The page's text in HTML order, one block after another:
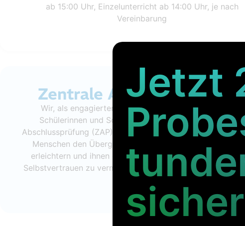
ab 15:00 Uhr, Einzelunterricht ab 14:00 Uhr, je nach
Vereinbarung
Zentrale
Wir, als engagierter Verein, setzen uns aktiv dafür ein,
Schülerinnen und Schüler bestmöglich auf die Zentrale
Abschlussprüfung (ZAP) vorzubereiten. Unser Ziel ist es,
Menschen den Übergang in ihre nächste Bildungsphase
erleichtern und ihnen die notwendigen Fähigkeiten und
Selbstvertrauen zu vermitteln, um die Prüfungen
bestehen.
Jetzt